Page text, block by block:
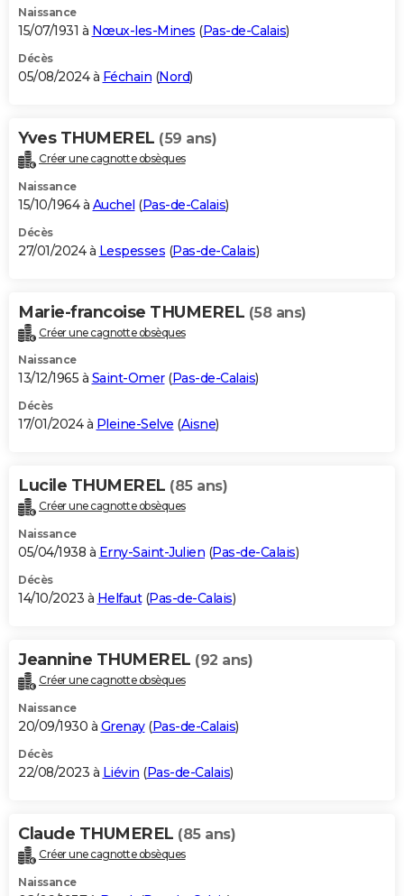
Naissance
15/07/1931 à Nœux-les-Mines (Pas-de-Calais)
Décès
05/08/2024 à Féchain (Nord)
Yves THUMEREL (59 ans)
Créer une cagnotte obsèques
Naissance
15/10/1964 à Auchel (Pas-de-Calais)
Décès
27/01/2024 à Lespesses (Pas-de-Calais)
Marie-francoise THUMEREL (58 ans)
Créer une cagnotte obsèques
Naissance
13/12/1965 à Saint-Omer(Pas-de-Calais)
Décès
17/01/2024 à Pleine-Selve (Aisne)
Lucile THUMEREL (85 ans)
Créer une cagnotte obsèques
Naissance
05/04/1938 à Erny-Saint-Julien (Pas-de-Calais)
Décès
14/10/2023 à Helfaut(Pas-de-Calais)
Jeannine THUMEREL (92 ans)
Créer une cagnotte obsèques
Naissance
20/09/1930 à Grenay(Pas-de-Calais)
Décès
22/08/2023 à Liévin (Pas-de-Calais)
Claude THUMEREL (85 ans)
Créer une cagnotte obsèques
Naissance